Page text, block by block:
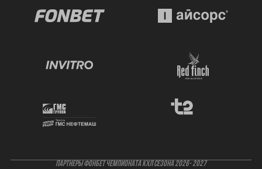
ПАРТНЕРЫ ФОНБЕТ ЧЕМПИОНАТА КХЛ СЕЗОНА 2026- 2027